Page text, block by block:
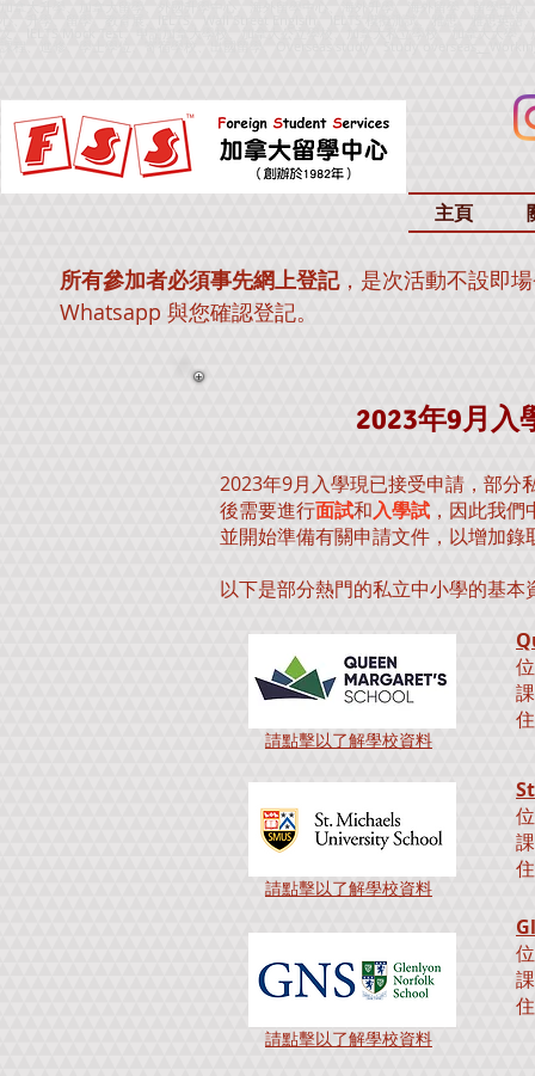
主頁
所有參加者必須事先網上登記，是次活動不設即
Whatsapp 與您確認登記。
2023年9月入
2023年9月入學現已接受申請，部分
後需要進行面試和入學試 ，因此我
並開始準備有關申請文件，以增加錄
以下是部分熱門的私立中小學的基本
請點擊以了解學校資料
請點擊以了解學校資料
請點擊以了解學校資料